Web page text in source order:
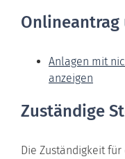
Onlineantrag
Anlagen mit
anzeigen
Zuständige
Die Zuständigkeit